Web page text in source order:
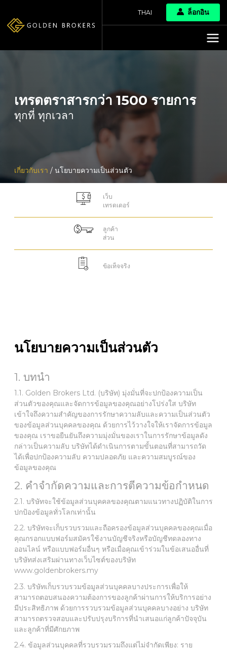
THAI ล็อกอิน
เทรดตราสารกว่า 1500 รายการ
ทุกที่ ทุกเวลา
เกี่ยวกับเรา / นโยบายความเป็นส่วนตัว
เว็บ
เทรดเดอร์
ลูกค้า
ส่วน
ข้อเท็จจริง
นโยบายความเป็นส่วนตัว
1. บทนำ
1.1. Golden Brokers Ltd. (บริษัท) มุ่งมั่นที่จะปกป้องความเป็น
ส่วนตัวของคุณและจัดการข้อมูลของคุณอย่างโปร่งใส บริษัท
เข้าใจถึงความสำคัญของการรักษาความลับและความเป็นส่วนตัว
ของข้อมูลส่วนบุคคลของคุณ ด้วยการไว้วางใจให้เราจัดการข้อมูล
ของคุณ เราขอยืนยันถึงความมุ่งมั่นของเราในการรักษาข้อมูลดัง
กล่าวเป็นความลับ บริษัทได้ดำเนินการตามขั้นตอนที่สามารถวัด
ได้เพื่อปกป้องความลับ ความปลอดภัย และความสมบูรณ์ของ
ข้อมูลของคุณ
2. คำจำกัดความและการตีความข้อกำหนด
2.1. บริษัทจะใช้ข้อมูลส่วนบุคคลของคุณตามแนวทางปฏิบัติในการ
ปกป้องข้อมูลทั่วโลกเท่านั้น
2.2. บริษัทจะเก็บรวบรวมและถือครองข้อมูลส่วนบุคคลของคุณเมื่อ
คุณกรอกแบบฟอร์มสมัครใช้งานบัญชีจริงหรือบัญชีทดลองทาง
ออนไลน์ หรือแบบฟอร์มอื่นๆ หรือเมื่อคุณเข้าร่วมในข้อเสนออื่นที่
บริษัทส่งเสริมผ่านทางเว็บไซต์ของบริษัท
www.goldenbrokers.my
2.3. บริษัทเก็บรวบรวมข้อมูลส่วนบุคคลบางประการเพื่อให้
สามารถตอบสนองความต้องการของลูกค้าผ่านการให้บริการอย่าง
มีประสิทธิภาพ ด้วยการรวบรวมข้อมูลส่วนบุคคลบางอย่าง บริษัท
สามารถตรวจสอบและปรับปรุงบริการที่นำเสนอแก่ลูกค้าปัจจุบัน
และลูกค้าที่มีศักยภาพ
2.4. ข้อมูลส่วนบุคคลที่รวบรวมรวมถึงแต่ไม่จำกัดเพียง: ราย